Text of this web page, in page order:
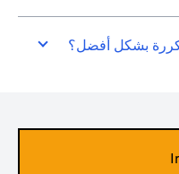
بشكل أفضل؟